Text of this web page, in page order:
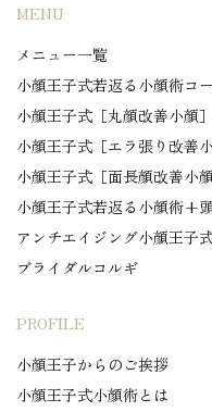
MENU
メニュー一覧
小顔王子式若返る小顔術コ
小顔王子式［丸顔改善小顔
小顔王子式［エラ張り改善
小顔王子式［面長顔改善小
小顔王子式若返る小顔術+
アンチエイジング小顔王子
ブライダルコルギ
PROFILE
小顔王子からのご挨拶
小顔王子式小顔術とは